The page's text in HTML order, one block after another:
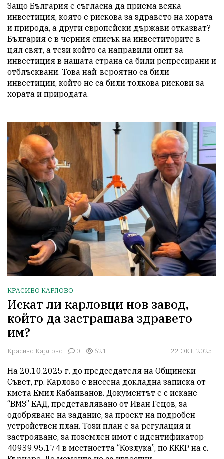
Защо България е съгласна да приема всяка
инвестиция, която е рискова за здравето на хората
и природа, а други европейски държави отказват?
България е в черния списък на инвеститорите в
цял свят, а тези който са направили опит за
инвестиция в нашата страна са били репресирани и
отблъсквани. Това най-вероятно са били
инвестиции, който не са били толкова рискови за
хората и природата.
КРАСИВО КАРЛОВО
Искат ли карловци нов завод,
който да застрашава здравето
им?
Красиво Карлово 0 621 22 ОКТ, 2025
На 20.10.2025 г. до председателя на Общински
Съвет, гр. Карлово е внесена докладна записка от
кмета Емил Кабаиванов. Документът е с искане
“ВМЗ” ЕАД, представлявано от Иван Гецов, за
одобряване на задание, за проект на подробен
устройствен план. Този план е за регулация и
застрояване, за поземлен имот с идентификатор
40939.95.174 в местността “Козлука”, по КККР на с.